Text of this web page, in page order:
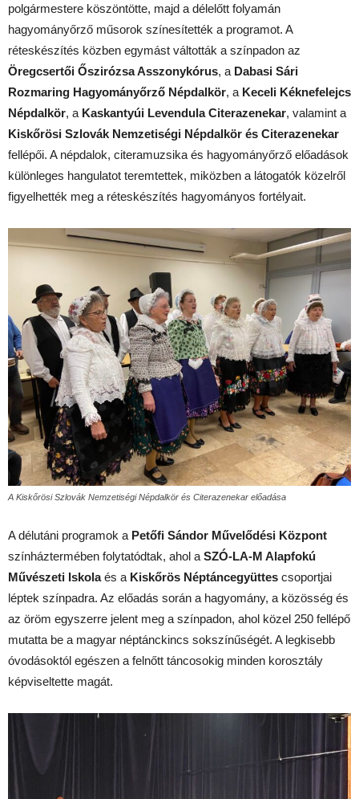
polgármestere köszöntötte, majd a délelőtt folyamán
hagyományőrző műsorok színesítették a programot. A
réteskészítés közben egymást váltották a színpadon az
Öregcsertői Őszirózsa Asszonykórus, a Dabasi Sári
Rozmaring Hagyományőrző Népdalkör, a Keceli Kéknefelejcs
Népdalkör, a Kaskantyúi Levendula Citerazenekar, valamint a
Kiskőrösi Szlovák Nemzetiségi Népdalkör és Citerazenekar
fellépői. A népdalok, citeramuzsika és hagyományőrző előadások
különleges hangulatot teremtettek, miközben a látogatók közelről
figyelhették meg a réteskészítés hagyományos fortélyait.
A Kiskőrösi Szlovák Nemzetiségi Népdalkör és Citerazenekar előadása
A délutáni programok a Petőfi Sándor Művelődési Központ
színháztermében folytatódtak, ahol a SZÓ-LA-M Alapfokú
Művészeti Iskolaés a Kiskőrös Néptáncegyüttes csoportjai
léptek színpadra. Az előadás során a hagyomány, a közösség és
az öröm egyszerre jelent meg a színpadon, ahol közel 250 fellépő
mutatta be a magyar néptánckincs sokszínűségét. A legkisebb
óvodásoktól egészen a felnőtt táncosokig minden korosztály
képviseltette magát.